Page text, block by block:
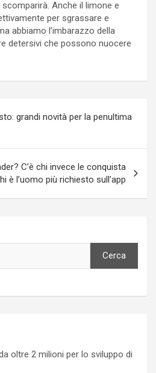
Anche il limone e
per sgrassare e
abbiamo l’imbarazzo della
detersivi che possono nuocere
grandi novità per la penultima
C’è chi invece le conquista
è l’uomo più richiesto sull’app
Cerca
oltre 2 milioni per lo sviluppo di